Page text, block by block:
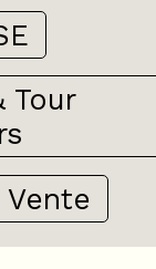
Tour